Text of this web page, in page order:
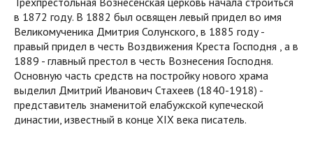
в 1872 году. В 1882 был освящен левый придел во имя
Великомученика Дмитрия Солунского, в 1885 году -
правый придел в честь Воздвижения Креста Господня , а в
1889 - главный престол в честь Вознесения Господня.
Основную часть средств на постройку нового храма
выделил Дмитрий Иванович Стахеев (1840-1918) -
представитель знаменитой елабужской купеческой
династии, известный в конце XIX века писатель.